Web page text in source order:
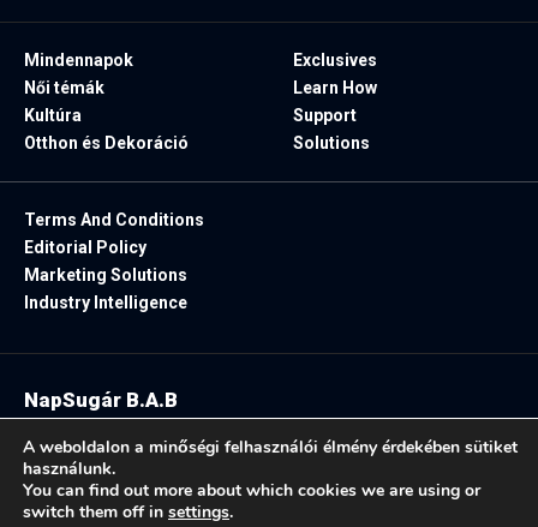
Mindennapok
Női témák
Kultúra
Otthon és Dekoráció
Exclusives
Learn How
Support
Solutions
Terms And Conditions
Editorial Policy
Marketing Solutions
Industry Intelligence
Follow US:
NapSugár B.A.B
A weboldalon a minőségi felhasználói élmény érdekében sütiket
használunk.
You can find out more about which cookies we are using or
switch them off in settings.